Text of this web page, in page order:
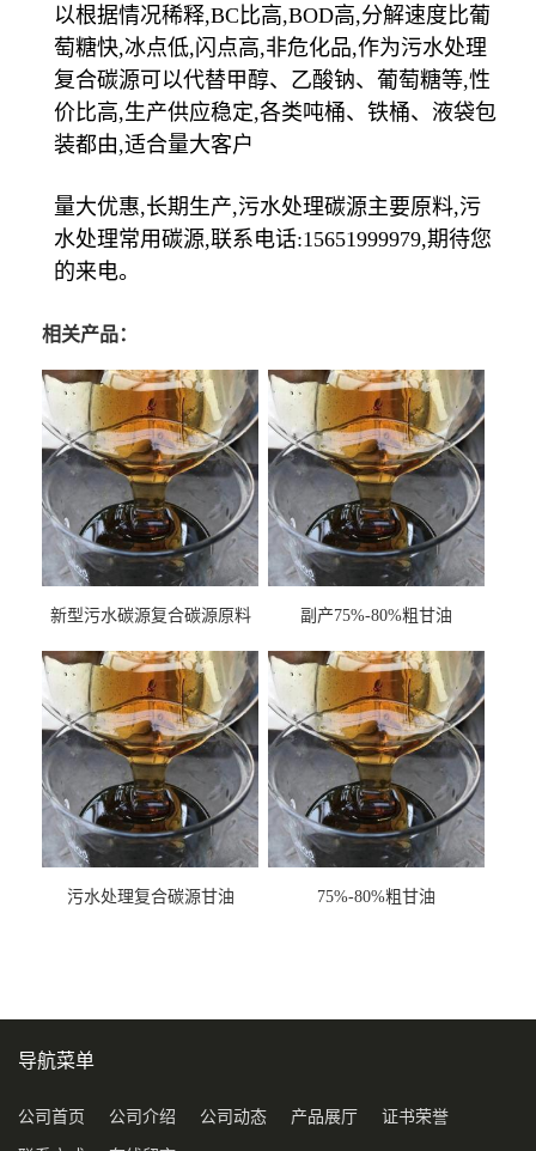
以根据情况稀释,BC比高,BOD高,分解速度比葡
萄糖快,冰点低,闪点高,非危化品,作为污水处理
复合碳源可以代替甲醇、乙酸钠、葡萄糖等,性
价比高,生产供应稳定,各类吨桶、铁桶、液袋包
装都由,适合量大客户
量大优惠,长期生产,污水处理碳源主要原料,污
水处理常用碳源,联系电话:15651999979,期待您
的来电。
相关产品：
新型污水碳源复合碳源原料
副产75%-80%粗甘油
污水处理复合碳源甘油
75%-80%粗甘油
导航菜单
公司首页 公司介绍 公司动态 产品展厅 证书荣誉